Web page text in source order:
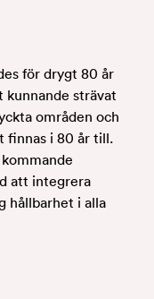
för drygt 80 år
kunnande strävat
områden och
finnas i 80 år till.
att integrera
hållbarhet i alla